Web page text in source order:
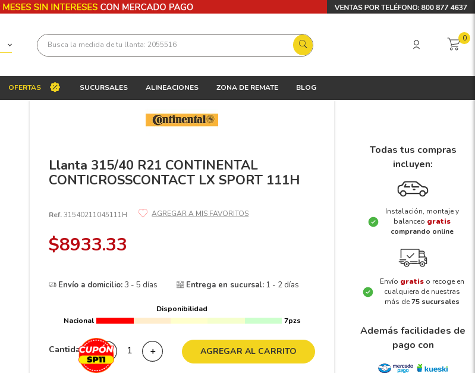
Busca la medida de tu llanta: 2055516 0
OFERTAS SUCURSALES ALINEACIONES ZONA DE REMATE BLOG
Llanta 315/40 R21 CONTINENTAL
CONTICROSSCONTACT LX SPORT 111H
Ref.31540211045111H
$8933.33
Envío a domicilio:3 - 5 días Entrega en sucursal: 1 - 2 días
Disponibilidad
Nacional
7pzs
Cantidad ＋
－ AGREGAR AL CARRITO
Todas tus compras
incluyen:
Instalación, montaje y
balanceo gratis
comprando online
Envío gratis o recoge en
cualquiera de nuestras
más de75 sucursales
Además facilidades de
pago con
Términos más buscados
195 65 15